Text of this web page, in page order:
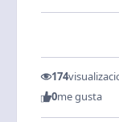
174
0me gusta